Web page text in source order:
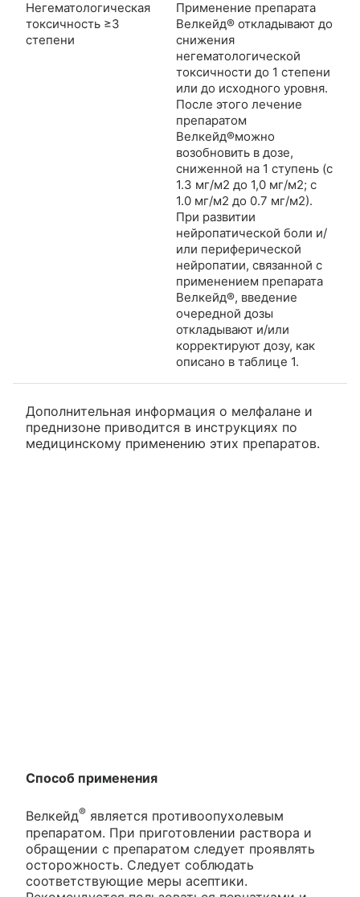
Негематологическая
токсичность ≥3
степени
Применение препарата
Велкейд® откладывают до
снижения
негематологической
токсичности до 1 степени
или до исходного уровня.
После этого лечение
препаратом
Велкейд®можно
возобновить в дозе,
сниженной на 1 ступень (с
1.3 мг/м2 до 1,0 мг/м2; с
1.0 мг/м2 до 0.7 мг/м2).
При развитии
нейропатической боли и/
или периферической
нейропатии, связанной с
применением препарата
Велкейд®, введение
очередной дозы
откладывают и/или
корректируют дозу, как
описано в таблице 1.
Дополнительная информация о мелфалане и
преднизоне приводится в инструкциях по
медицинскому применению этих препаратов.
Способ применения
Велкейд® является противоопухолевым
препаратом. При приготовлении раствора и
обращении с препаратом следует проявлять
осторожность. Следует соблюдать
соответствующие меры асептики.